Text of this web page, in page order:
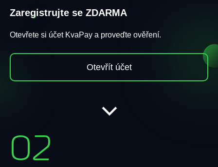
Zaregistrujte se ZDARMA
Otevřete si účet KvaPay a proveďte ověření.
Otevřít účet
02